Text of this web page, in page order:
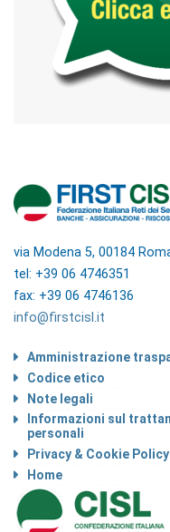
via Modena 5, 00184
tel: +39 06 4746351
fax: +39 06 4746136
info@firstcisl.it
Amministrazione
Codice etico
Note legali
Informazioni sul
personali
Privacy & Cookie Policy
Home